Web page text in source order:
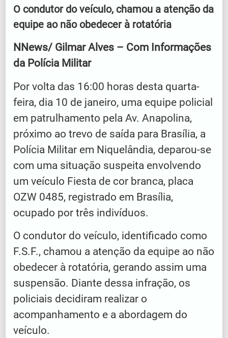
O condutor do veículo, chamou a atenção da
equipe ao não obedecer à rotatória
NNews/ Gilmar Alves – Com Informações
da Polícia Militar
Por volta das 16:00 horas desta quarta-
feira, dia 10 de janeiro, uma equipe policial
em patrulhamento pela Av. Anapolina,
próximo ao trevo de saída para Brasília, a
Polícia Militar em Niquelândia, deparou-se
com uma situação suspeita envolvendo
um veículo Fiesta de cor branca, placa
OZW 0485, registrado em Brasília,
ocupado por três indivíduos.
O condutor do veículo, identificado como
F.S.F., chamou a atenção da equipe ao não
obedecer à rotatória, gerando assim uma
suspensão. Diante dessa infração, os
policiais decidiram realizar o
acompanhamento e a abordagem do
veículo.